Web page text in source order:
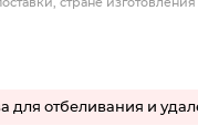
стране изготовления
для отбеливания и